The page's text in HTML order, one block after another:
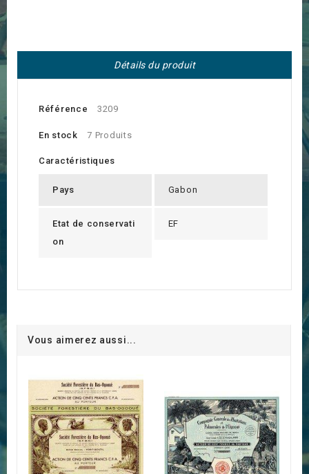
Détails du produit
Référence 3209
En stock 7 Produits
Caractéristiques
Pays Gabon
Etat de conservati
on
EF
Vous aimerez aussi...